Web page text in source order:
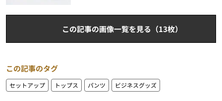
この記事の画像一覧を見る（13枚）
この記事のタグ
セットアップ トップス パンツ ビジネスグッズ